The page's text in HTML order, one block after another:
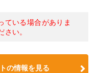
ている場合がありま
い。
の情報を見る